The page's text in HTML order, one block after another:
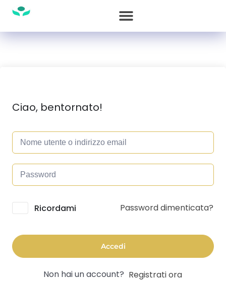
Ciao, bentornato!
Alternative:
Ricordami Password dimenticata?
Accedi
Non hai un account? Registrati ora